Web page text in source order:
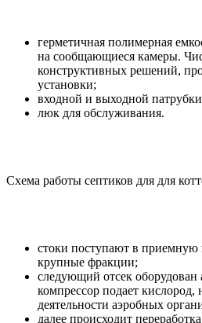
герметичная полимерная
на сообщающиеся камеры.
конструктивных решений,
установки;
входной и выходной
люк для обслуживания.
Схема работы септиков для для
стоки поступают в приемную
крупные фракции;
следующий отсек оборудован
компрессор подает
деятельности аэробных
далее происходит